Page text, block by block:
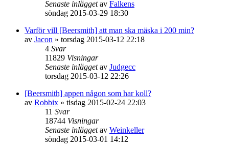
Senaste inläggetav Falkens
söndag 2015-03-29 18:30
Varför vill [Beersmith] att man ska mäska i 200 min?
av Jacon » torsdag 2015-03-12 22:18
4 Svar
11829 Visningar
Senaste inläggetav Judgecc
torsdag 2015-03-12 22:26
[Beersmith] appen någon som har koll?
av Robbix » tisdag 2015-02-24 22:03
11 Svar
18744 Visningar
Senaste inläggetav Weinkeller
söndag 2015-03-01 14:12